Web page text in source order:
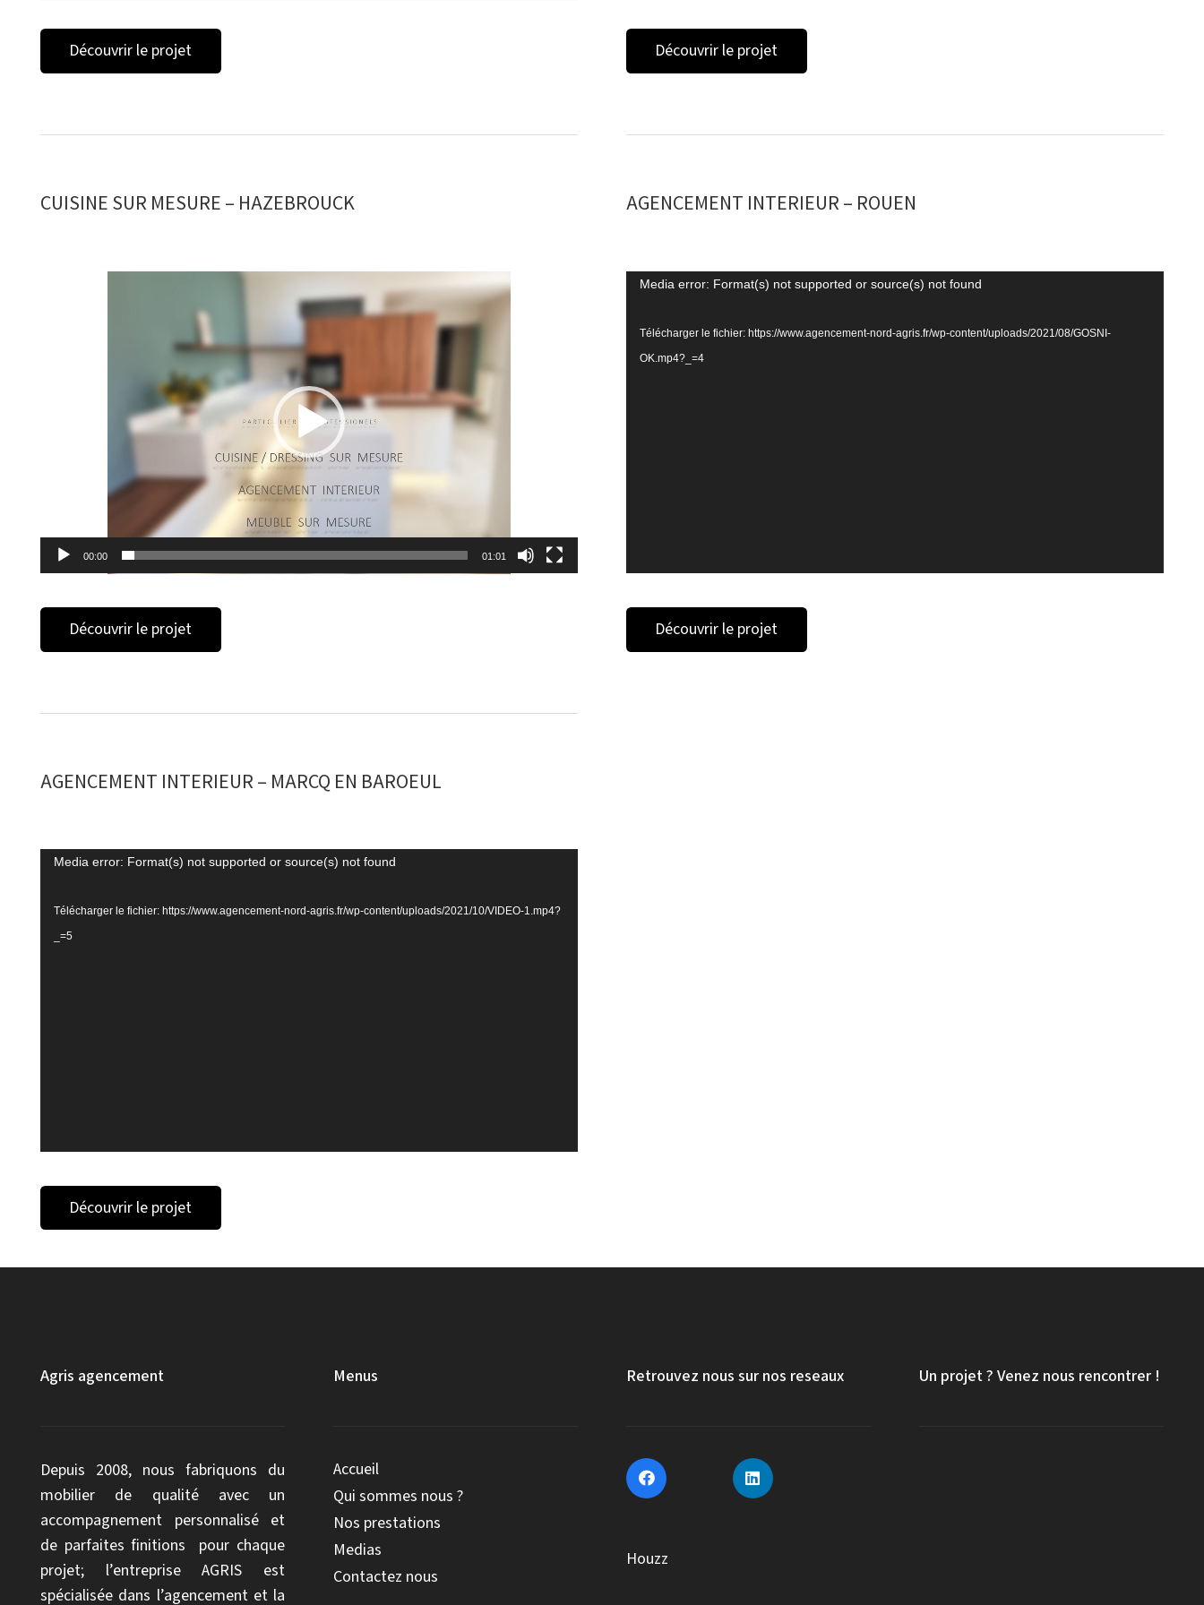
Découvrir le projet Découvrir le projet
CUISINE SUR MESURE – HAZEBROUCK
00:00 01:01
Découvrir le projet
AGENCEMENT INTERIEUR – ROUEN
Lecteur
Media error: Format(s) not supported or source(s) not found
Télécharger le fichier: https://www.agencement-nord-agris.fr/wp-content/uploads/2021/08/GOSNI-
OK.mp4?_=4
Découvrir le projet
AGENCEMENT INTERIEUR – MARCQ EN BAROEUL
Lecteur
Media error: Format(s) not supported or source(s) not found
Télécharger le fichier: https://www.agencement-nord-agris.fr/wp-content/uploads/2021/10/VIDEO-1.mp4?
_=5
Découvrir le projet
Agris agencement
Depuis 2008, nous fabriquons du
mobilier de qualité avec un
accompagnement personnalisé et
de parfaites finitions pour chaque
projet; l’entreprise AGRIS est
spécialisée dans l’agencement et la
Menus
Accueil
Qui sommes nous ?
Nos prestations
Medias
Contactez nous
Retrouvez nous sur nos reseaux
Houzz
Un projet ? Venez nous rencontrer !